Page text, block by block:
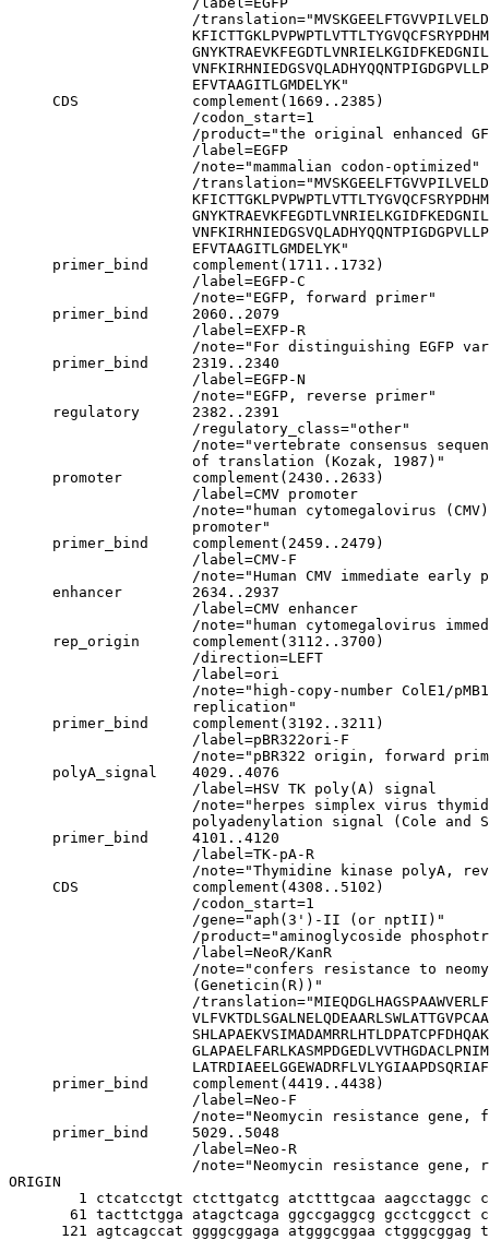
/
                     EFVTAAGITLGMDELYK"
     CDS             complement(1669..2385)
                     /codon_start=1
/product="the original enhanced
                     /label=EGFP
                     /note="mammalian codon-optimized"
/
                     EFVTAAGITLGMDELYK"
     primer_bind     complement(1711..1732)
                     /label=EGFP-C
                     /note="EGFP, forward primer"
     primer_bind     2060..2079
                     /label=EXFP-R
/note="For distinguishing EGFP
     primer_bind     2319..2340
                     /label=EGFP-N
                     /note="EGFP, reverse primer"
     regulatory      2382..2391
                     /regulatory_class="other"
/note="vertebrate consensus
                     of translation (Kozak, 1987)"
     promoter        complement(2430..2633)
                     /label=CMV promoter
/note="human cytomegalovirus
                     promoter"
     primer_bind     complement(2459..2479)
                     /label=CMV-F
/note="Human CMV immediate early
     enhancer        2634..2937
                     /label=CMV enhancer
/note="human cytomegalovirus
     rep_origin      complement(3112..3700)
                     /direction=LEFT
                     /label=ori
/note="high-copy-number ColE1/
                     replication"
     primer_bind     complement(3192..3211)
                     /label=pBR322ori-F
/note="pBR322 origin, forward
     polyA_signal    4029..4076
                     /label=HSV TK poly(A) signal
/note="herpes simplex virus
polyadenylation signal (Cole and
     primer_bind     4101..4120
                     /label=TK-pA-R
/note="Thymidine kinase polyA,
     CDS             complement(4308..5102)
                     /codon_start=1
                     /gene="aph(3')-II (or nptII)"
/product="aminoglycoside
                     /label=NeoR/KanR
/note="confers resistance to
                     (Geneticin(R))"
/
     primer_bind     complement(4419..4438)
                     /label=Neo-F
/note="Neomycin resistance gene,
     primer_bind     5029..5048
                     /label=Neo-R
/note="Neomycin resistance gene,
ORIGIN
1 ctcatcctgt ctcttgatcg atctttgcaa aagcctaggc
61 tacttctgga atagctcaga ggccgaggcg gcctcggcct
121 agtcagccat ggggcggaga atgggcggaa ctgggcggag